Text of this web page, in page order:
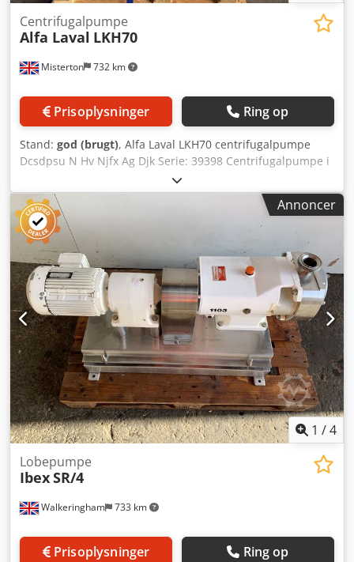
Misterton 732 km
Centrifugalpumpe
Alfa Laval LKH70
Prisoplysninger Ring op
Stand: god (brugt), Alfa Laval LKH70 centrifugalpumpe
Dcsdpsu N Hv Njfx Ag Djk Serie: 39398 Centrifugalpumpe i
rustfrit stål, 30 kW motor, 3-faset
Annoncer
1 /4
Walkeringham 733 km
Lobepumpe
IbexSR/4
Prisoplysninger Ring op